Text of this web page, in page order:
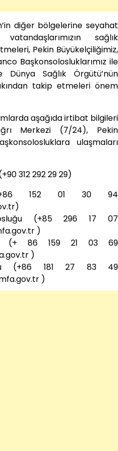
diğer bölgelerine seyahat
sağlık
Pekin Büyükelçiliğimiz,
Başkonsolosluklarımız ile
Sağlık Örgütü’nün
takip etmeleri önem
aşağıda irtibat bilgileri
Merkezi (7/24), Pekin
ulaşmaları
312 292 29 29)
(+86 152 01 30 94
(+85 296 17 07
)
(+ 86 159 21 03 69
)
(+86 181 27 83 49
)